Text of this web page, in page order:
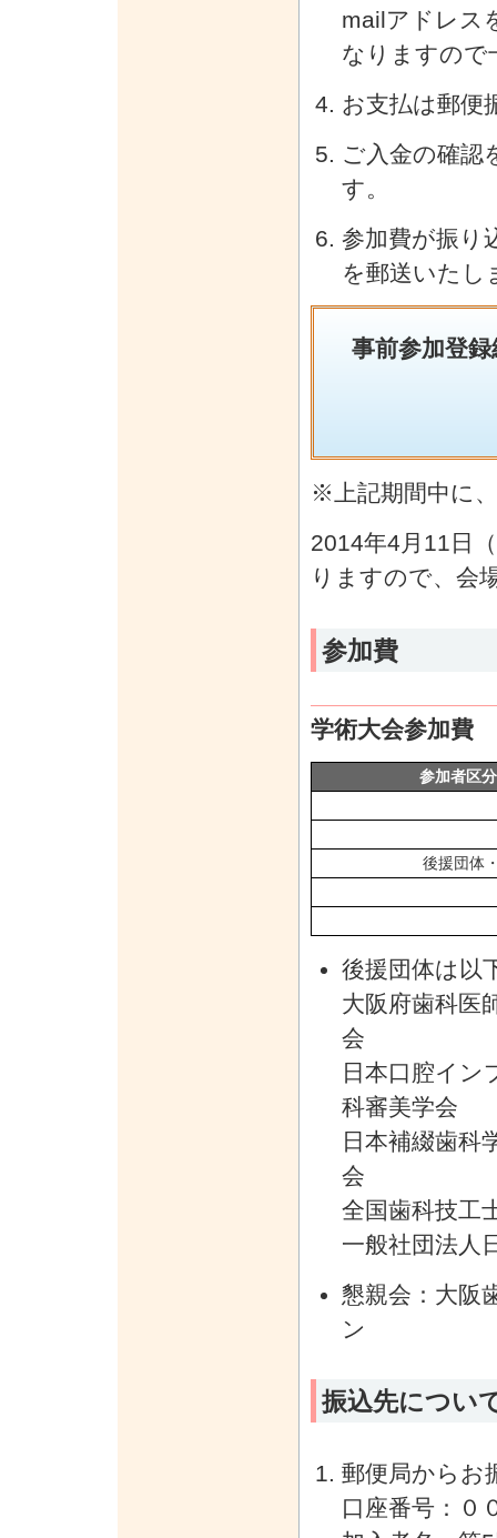
mailアドレス
なりますので
お支払は郵便
ご入金の確認
す。
参加費が振り
を郵送いたし
事前参加登
※上記期間中に
2014年4月11日
りますので、会
参加費
学術大会参加費
参加者区分
後援団体
後援団体は以
大阪府歯科医
会
日本口腔イン
科審美学会
日本補綴歯科
会
全国歯科技工
一般社団法人
懇親会：大阪
ン
振込先につい
郵便局からお
口座番号：０